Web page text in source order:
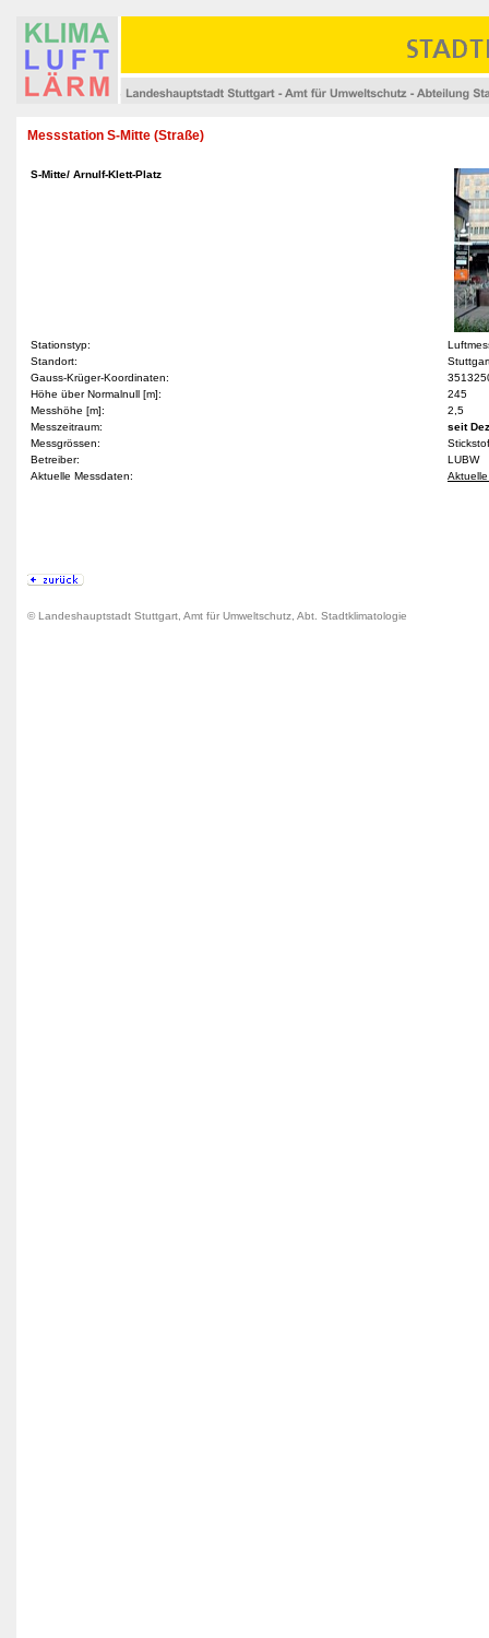
Messstation S-Mitte (Straße)
S-Mitte/ Arnulf-Klett-Platz
Stationstyp:
Standort:
Gauss-Krüger-Koordinaten:
Höhe über Normalnull [m]:
245
Messhöhe [m]:
2,5
Messzeitraum:
seit
Messgrössen:
Betreiber:
LUBW
Aktuelle Messdaten:
© Landeshauptstadt Stuttgart, Amt für Umweltschutz, Abt. Stadtklimatologie